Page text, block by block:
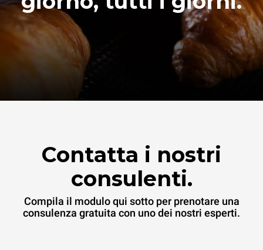
Contatta i nostri
consulenti.
Compila il modulo qui sotto per prenotare una
consulenza gratuita con uno dei nostri esperti.